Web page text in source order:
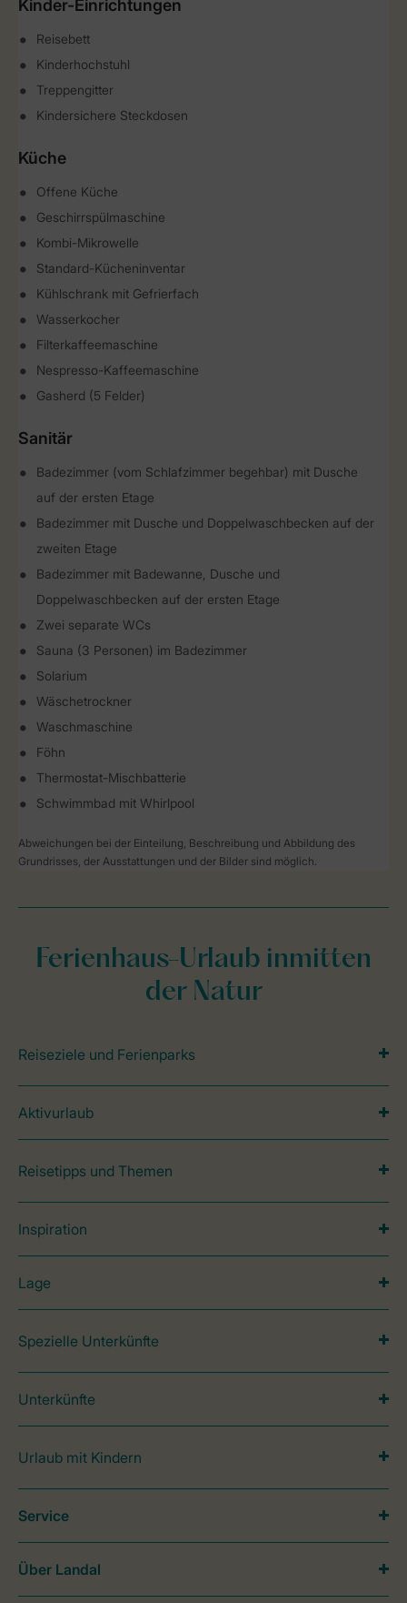
Kinder-Einrichtungen
Reisebett
Kinderhochstuhl
Treppengitter
Kindersichere Steckdosen
Küche
Offene Küche
Geschirrspülmaschine
Kombi-Mikrowelle
Standard-Kücheninventar
Kühlschrank mit Gefrierfach
Wasserkocher
Filterkaffeemaschine
Nespresso-Kaffeemaschine
Gasherd (5 Felder)
Sanitär
Badezimmer (vom Schlafzimmer begehbar) mit Dusche
auf der ersten Etage
Badezimmer mit Dusche und Doppelwaschbecken auf der
zweiten Etage
Badezimmer mit Badewanne, Dusche und
Doppelwaschbecken auf der ersten Etage
Zwei separate WCs
Sauna (3 Personen) im Badezimmer
Solarium
Wäschetrockner
Waschmaschine
Föhn
Thermostat-Mischbatterie
Schwimmbad mit Whirlpool
Abweichungen bei der Einteilung, Beschreibung und Abbildung des
Grundrisses, der Ausstattungen und der Bilder sind möglich.
Ferienhaus-Urlaub inmitten
der Natur
Reiseziele und Ferienparks
Aktivurlaub
Reisetipps und Themen
Inspiration
Lage
Spezielle Unterkünfte
Unterkünfte
Urlaub mit Kindern
Service
Über Landal